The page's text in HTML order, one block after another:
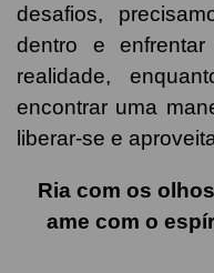
desafios,
dentro e
realidade,
encontrar uma
liberar-se e
Ria com os
ame com o